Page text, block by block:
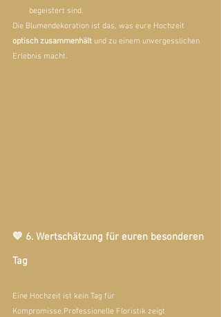
begeistert sind.
Die Blumendekoration ist das, was eure Hochzeit
optisch zusammenhält und zu einem unvergesslichen
Erlebnis macht.
💛 6. Wertschätzung für euren besonderen
Tag
Eine Hochzeit ist kein Tag für
Kompromisse.Professionelle Floristik zeigt